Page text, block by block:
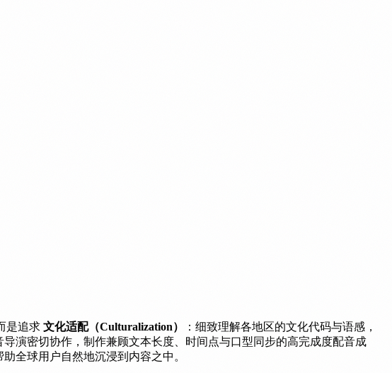
是追求 文化适配（Culturalization）
：细致理解各地区的文化代码与语感，
演密切协作，制作兼顾文本长度、时间点与口型同步的高完成度配音成
全球用户自然地沉浸到内容之中。